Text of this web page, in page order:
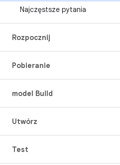
Najczęstsze pytania
Rozpocznij
Pobieranie
model Build
Utwórz
Test